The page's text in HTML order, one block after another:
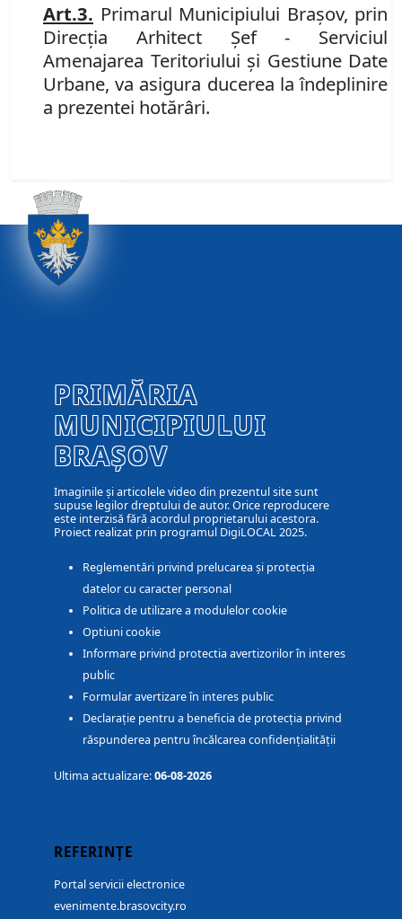
Art.3. Primarul Municipiului Braşov, prin
Direcţia Arhitect Şef- Serviciul
Amenajarea Teritoriului şi Gestiune Date
Urbane,va asigura ducerea la îndeplinire
a prezentei hotărâri.
PRIMĂRIA
MUNICIPIULUI
BRAȘOV
Imaginile și articolele video din prezentul site sunt
supuse legilor dreptului de autor. Orice reproducere
este interzisă fără acordul proprietarului acestora.
Proiect realizat prin programul DigiLOCAL 2025.
Reglementări privind prelucarea și protecția
datelor cu caracter personal
Politica de utilizare a modulelor cookie
Optiuni cookie
Informare privind protectia avertizorilor în interes
public
Formular avertizare în interes public
Declarație pentru a beneficia de protecția privind
răspunderea pentru încălcarea confidențialității
Ultima actualizare:06-08-2026
REFERINȚE
Portal servicii electronice
evenimente.brasovcity.ro